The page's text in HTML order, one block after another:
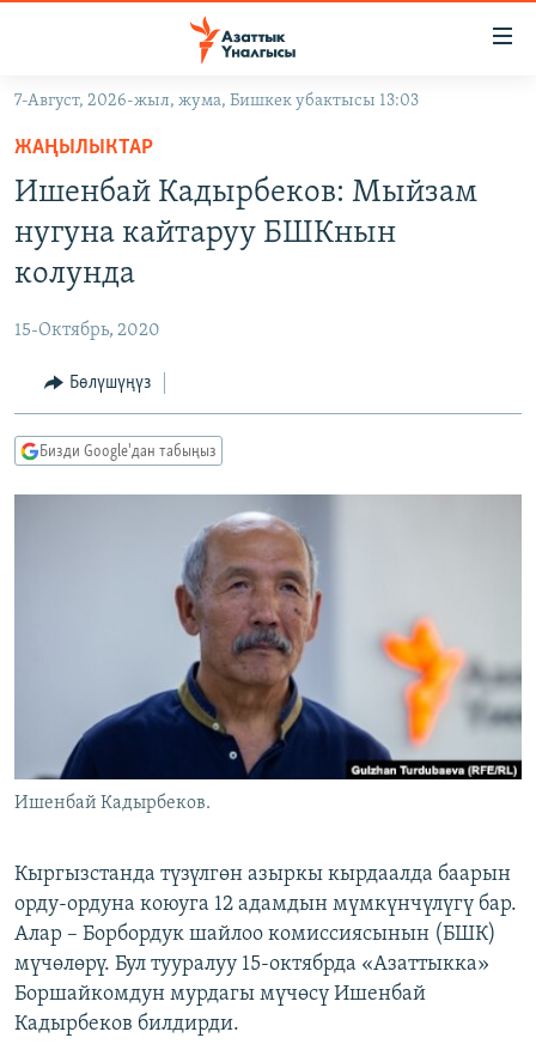
Навигацияга
өтүңүз
Издөөгө
салыңыз
КЫРГЫЗСТАН
МАДАНИЯТ
УКРАИНА
ТВ ПРОГРАММАЛАР
БҮГҮН АЗАТТЫКТА
ПОДКАСТ
Русский
ЭЕ/АРнун бардык сайттары
7-Август, 2026-жыл, жума, Бишкек убактысы 13:03
ЖАҢЫЛЫКТАР
Ишенбай Кадырбеков: Мыйзам
нугуна кайтаруу БШКнын
колунда
15-Октябрь, 2020
Бөлүшүңүз
Бизди Google'дан табыңыз
Ишенбай Кадырбеков.
Кыргызстанда түзүлгөн азыркы кырдаалда баарын
орду-ордуна коюуга 12 адамдын мүмкүнчүлүгү бар.
Алар – Борбордук шайлоо комиссиясынын (БШК)
мүчөлөрү. Бул тууралуу 15-октябрда «Азаттыкка»
Боршайкомдун мурдагы мүчөсү Ишенбай
Кадырбеков билдирди.